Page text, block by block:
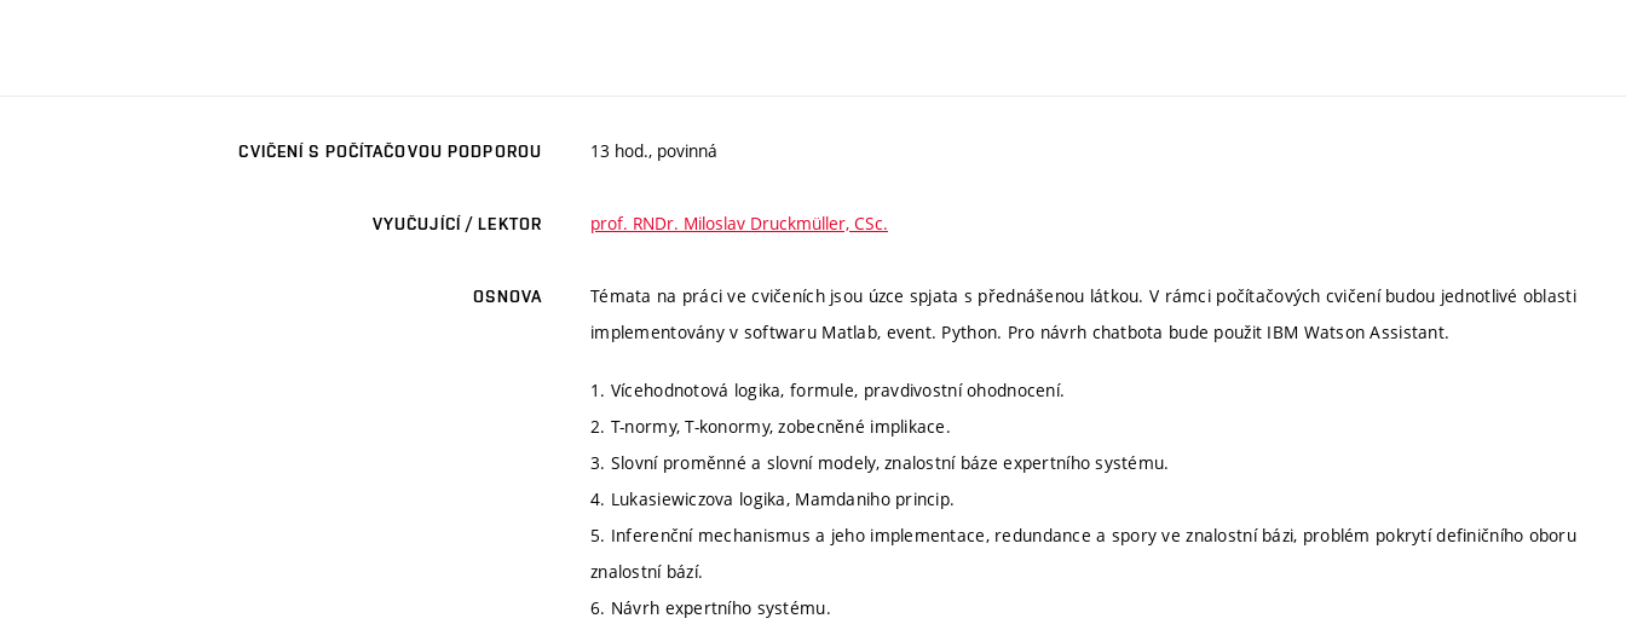
CVIČENÍ S POČÍTAČOVOU PODPOROU 13 hod., povinná
VYUČUJÍCÍ / LEKTOR prof. RNDr. Miloslav Druckmüller, CSc.
OSNOVA
Témata na práci ve cvičeních jsou úzce spjata s přednášenou látkou. V rámci počítačových cvičení budou jednotlivé oblasti
implementovány v softwaru Matlab, event. Python. Pro návrh chatbota bude použit IBM Watson Assistant.
1. Vícehodnotová logika, formule, pravdivostní ohodnocení.
2. T-normy, T-konormy, zobecněné implikace.
3. Slovní proměnné a slovní modely, znalostní báze expertního systému.
4. Lukasiewiczova logika, Mamdaniho princip.
5. Inferenční mechanismus a jeho implementace, redundance a spory ve znalostní bázi, problém pokrytí definičního oboru
znalostní bází.
6. Návrh expertního systému.